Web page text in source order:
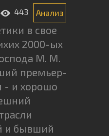
443 Анализ
в свое
2000-ых
М. М.
премьер-
- и хорошо
и бывший